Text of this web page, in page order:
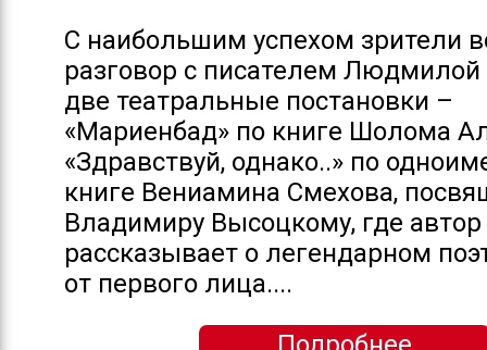
С наибольшим успехом зрители
разговор с писателем
две театральные постановки –
«Мариенбад» по книге Шолома
«Здравствуй, однако..» по
книге Вениамина Смехова,
Владимиру Высоцкому, где автор
рассказывает о легендарном
от первого лица....